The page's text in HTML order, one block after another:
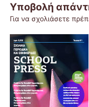
Υποβολή
Για να σχολιάσετε